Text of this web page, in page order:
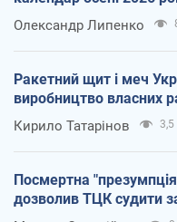
Олександр Липенко
Ракетний щит і меч
виробництво власних
Кирило Татарінов 3,5
Посмертна
дозволив ТЦК судити